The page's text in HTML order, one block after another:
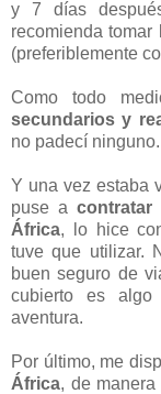
y 7 días
recomienda
(preferiblemente
Como todo
secundarios y
no padecí ninguno.
Y una vez estaba
puse a
África, lo hice
tuve que utilizar.
buen seguro de
cubierto es algo
aventura.
Por último, me
África, de